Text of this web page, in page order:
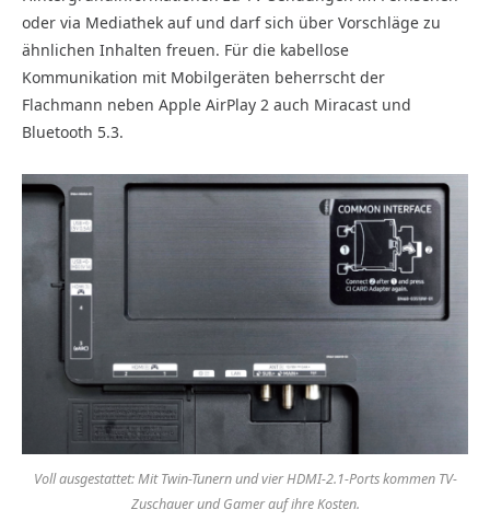
oder via Mediathek auf und darf sich über Vorschläge zu
ähnlichen Inhalten freuen. Für die kabellose
Kommunikation mit Mobilgeräten beherrscht der
Flachmann neben Apple AirPlay 2 auch Miracast und
Bluetooth 5.3.
Voll ausgestattet: Mit Twin-Tunern und vier HDMI-2.1-Ports kommen TV-
Zuschauer und Gamer auf ihre Kosten.